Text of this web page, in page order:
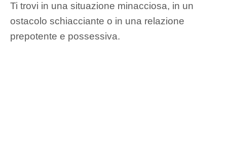
Ti trovi in ​​una situazione minacciosa, in un
ostacolo schiacciante o in una relazione
prepotente e possessiva.